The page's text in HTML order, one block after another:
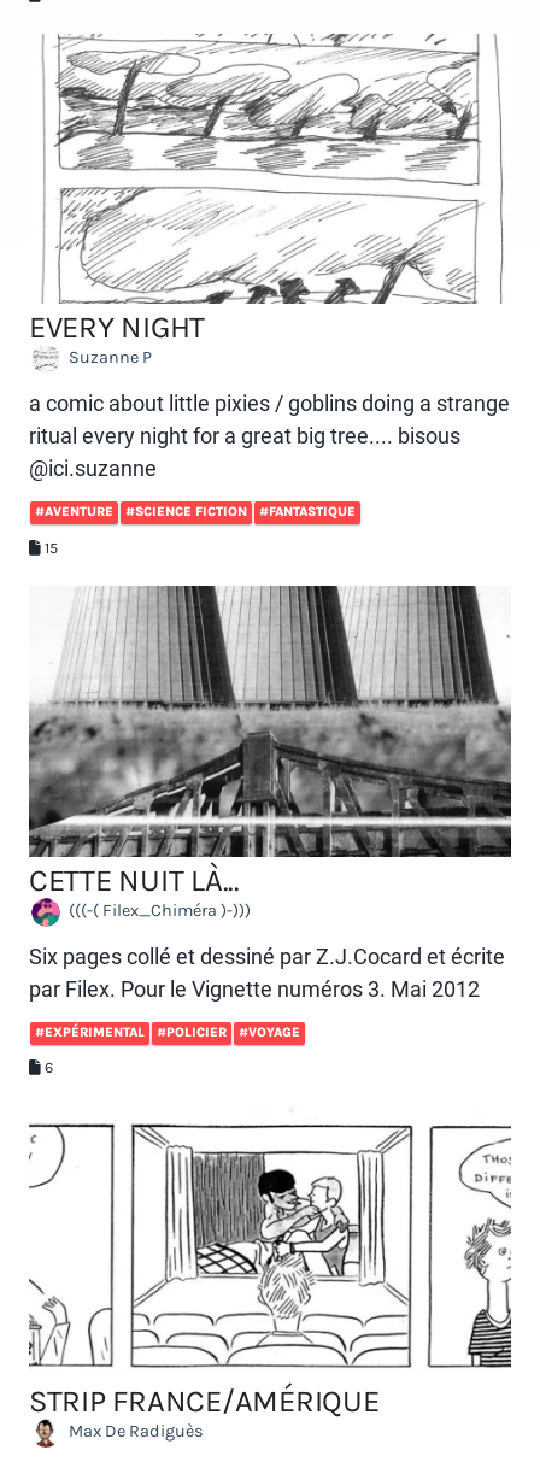
EVERY NIGHT
Suzanne P
a comic about little pixies / goblins doing a strange
ritual every night for a great big tree.... bisous
@ici.suzanne
#AVENTURE #SCIENCE FICTION #FANTASTIQUE
15
CETTE NUIT LÀ...
(((-( Filex_Chiméra )-)))
Six pages collé et dessiné par Z.J.Cocard et écrite
par Filex. Pour le Vignette numéros 3. Mai 2012
#EXPÉRIMENTAL #POLICIER #VOYAGE
6
STRIP FRANCE/AMÉRIQUE
Max De Radiguès